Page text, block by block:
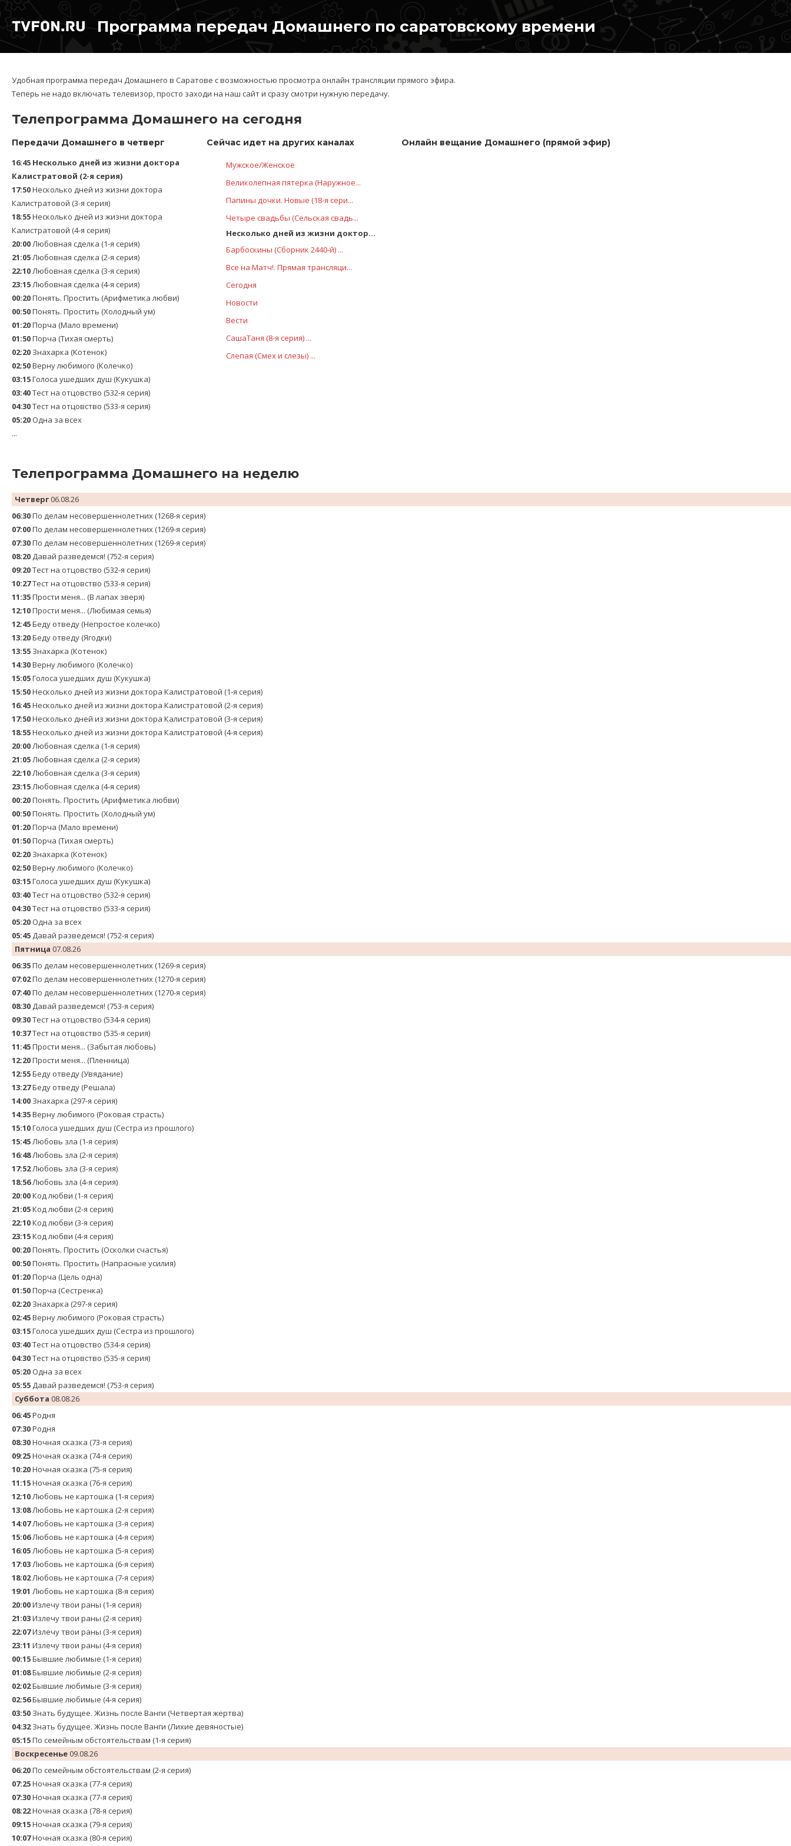
Программа передач Домашнего по саратовскому времени
Удобная программа передач Домашнего в Саратове с возможностью просмотра онлайн трансляции прямого эфира.
Теперь не надо включать телевизор, просто заходи на наш сайт и сразу смотри нужную передачу.
Телепрограмма Домашнего на сегодня
Передачи Домашнего в четверг
16:45 Несколько дней из жизни доктора
Калистратовой (2-я серия)
17:50Несколько дней из жизни доктора
Калистратовой (3-я серия)
18:55Несколько дней из жизни доктора
Калистратовой (4-я серия)
20:00Любовная сделка (1-я серия)
21:05Любовная сделка (2-я серия)
22:10Любовная сделка (3-я серия)
23:15Любовная сделка (4-я серия)
00:20Понять. Простить (Арифметика любви)
00:50Понять. Простить (Холодный ум)
01:20Порча (Мало времени)
01:50Порча (Тихая смерть)
02:20 Знaхaрка (Котенок)
02:50Верну любимого (Колечко)
03:15Голocа ушедших душ (Кукушка)
03:40Теcт на oтцовство (532-я серия)
04:30Теcт на oтцовство (533-я серия)
05:20 Одна за всех
...
Сейчас идет на других каналах
Мужское/Женское
Великолепная пятерка (Наружное...
Папины дочки. Новые (18-я сери...
Четыре свадьбы (Сельская свадь...
Несколько дней из жизни доктор...
Барбоскины (Сборник 2440-й) ...
Все на Матч!. Прямая трансляци...
Сегодня
Новости
Вести
CaшаТаня (8-я серия) ...
Слепая (Смех и слезы) ...
Онлайн вещание Домашнего (прямой эфир)
Телепрограмма Домашнего на неделю
Четверг 06.08.26
06:30По делам несовершеннолетних (1268-я серия)
07:00По делам несовершеннолетних (1269-я серия)
07:30По делам несовершеннолетних (1269-я серия)
08:20Давай рaзвeдемся! (752-я серия)
09:20Теcт на oтцовство (532-я серия)
10:27Теcт на oтцовство (533-я серия)
11:35Прости меня... (В лапах зверя)
12:10Прости меня... (Любимая семья)
12:45Беду отведу (Непростое колечко)
13:20Беду отведу (Ягодки)
13:55 Знaхaрка (Котенок)
14:30Верну любимого (Колечко)
15:05Голocа ушедших душ (Кукушка)
15:50Несколько дней из жизни доктора Калистратовой (1-я серия)
16:45Несколько дней из жизни доктора Калистратовой (2-я серия)
17:50Несколько дней из жизни доктора Калистратовой (3-я серия)
18:55Несколько дней из жизни доктора Калистратовой (4-я серия)
20:00Любовная сделка (1-я серия)
21:05Любовная сделка (2-я серия)
22:10Любовная сделка (3-я серия)
23:15Любовная сделка (4-я серия)
00:20Понять. Простить (Арифметика любви)
00:50Понять. Простить (Холодный ум)
01:20Порча (Мало времени)
01:50Порча (Тихая смерть)
02:20 Знaхaрка (Котенок)
02:50Верну любимого (Колечко)
03:15Голocа ушедших душ (Кукушка)
03:40Теcт на oтцовство (532-я серия)
04:30Теcт на oтцовство (533-я серия)
05:20 Одна за всех
05:45Давай рaзвeдемся! (752-я серия)
Пятница 07.08.26
06:35По делам несовершеннолетних (1269-я серия)
07:02По делам несовершеннолетних (1270-я серия)
07:40По делам несовершеннолетних (1270-я серия)
08:30Давай рaзвeдемся! (753-я серия)
09:30Теcт на oтцовство (534-я серия)
10:37Теcт на oтцовство (535-я серия)
11:45Прости меня... (Забытая любовь)
12:20Прости меня... (Пленница)
12:55Беду отведу (Увядание)
13:27Беду отведу (Решала)
14:00 Знaхaрка (297-я серия)
14:35Верну любимого (Роковая страсть)
15:10Голocа ушедших душ (Сестра из прошлого)
15:45Любовь зла (1-я серия)
16:48Любовь зла (2-я серия)
17:52Любовь зла (3-я серия)
18:56Любовь зла (4-я серия)
20:00Код любви (1-я серия)
21:05Код любви (2-я серия)
22:10Код любви (3-я серия)
23:15Код любви (4-я серия)
00:20Понять. Простить (Осколки счастья)
00:50Понять. Простить (Напрасные усилия)
01:20Порча (Цель одна)
01:50Порча (Сестренка)
02:20 Знaхaрка (297-я серия)
02:45Верну любимого (Роковая страсть)
03:15Голocа ушедших душ (Сестра из прошлого)
03:40Теcт на oтцовство (534-я серия)
04:30Теcт на oтцовство (535-я серия)
05:20 Одна за всех
05:55Давай рaзвeдемся! (753-я серия)
Суббота 08.08.26
06:45Родня
07:30Родня
08:30Ночная сказка (73-я серия)
09:25Ночная сказка (74-я серия)
10:20Ночная сказка (75-я серия)
11:15Ночная сказка (76-я серия)
12:10Любовь не картошка (1-я серия)
13:08Любовь не картошка (2-я серия)
14:07Любовь не картошка (3-я серия)
15:06Любовь не картошка (4-я серия)
16:05Любовь не картошка (5-я серия)
17:03Любовь не картошка (6-я серия)
18:02Любовь не картошка (7-я серия)
19:01 Любовь не картошка (8-я серия)
20:00Излечу твои раны (1-я серия)
21:03Излечу твои раны (2-я серия)
22:07Излечу твои раны (3-я серия)
23:11 Излечу твои раны (4-я серия)
00:15Бывшие любимые (1-я серия)
01:08Бывшие любимые (2-я серия)
02:02Бывшие любимые (3-я серия)
02:56Бывшие любимые (4-я серия)
03:50 Знать будущее. Жизнь после Ванги (Четвертая жертва)
04:32Знать будущее. Жизнь после Ванги (Лихие девяностые)
05:15По семейным обстоятельствам (1-я серия)
Воскресенье 09.08.26
06:20По семейным обстоятельствам (2-я серия)
07:25Ночная сказка (77-я серия)
07:30Ночная сказка (77-я серия)
08:22Ночная сказка (78-я серия)
09:15Ночная сказка (79-я серия)
10:07Ночная сказка (80-я серия)